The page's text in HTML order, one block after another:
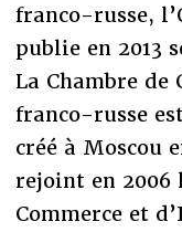
franco-russe,
publie en 2013
La Chambre de
franco-russe
créé à Moscou
rejoint en 2006
Commerce et